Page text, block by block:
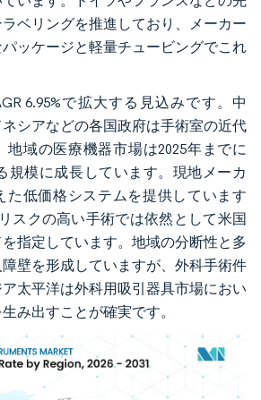
ベリングを推進しており、メーカー
ッケージと軽量チュービングでこれ
6.95%で拡大する見込みです。中
シアなどの各国政府は手術室の近代
地域の医療機器市場は2025年までに
規模に成長しています。現地メーカ
た低価格システムを提供しています
スクの高い手術では依然として米国
指定しています。地域の分断性と多
壁を形成していますが、外科手術件
太平洋は外科用吸引器具市場におい
み出すことが確実です。